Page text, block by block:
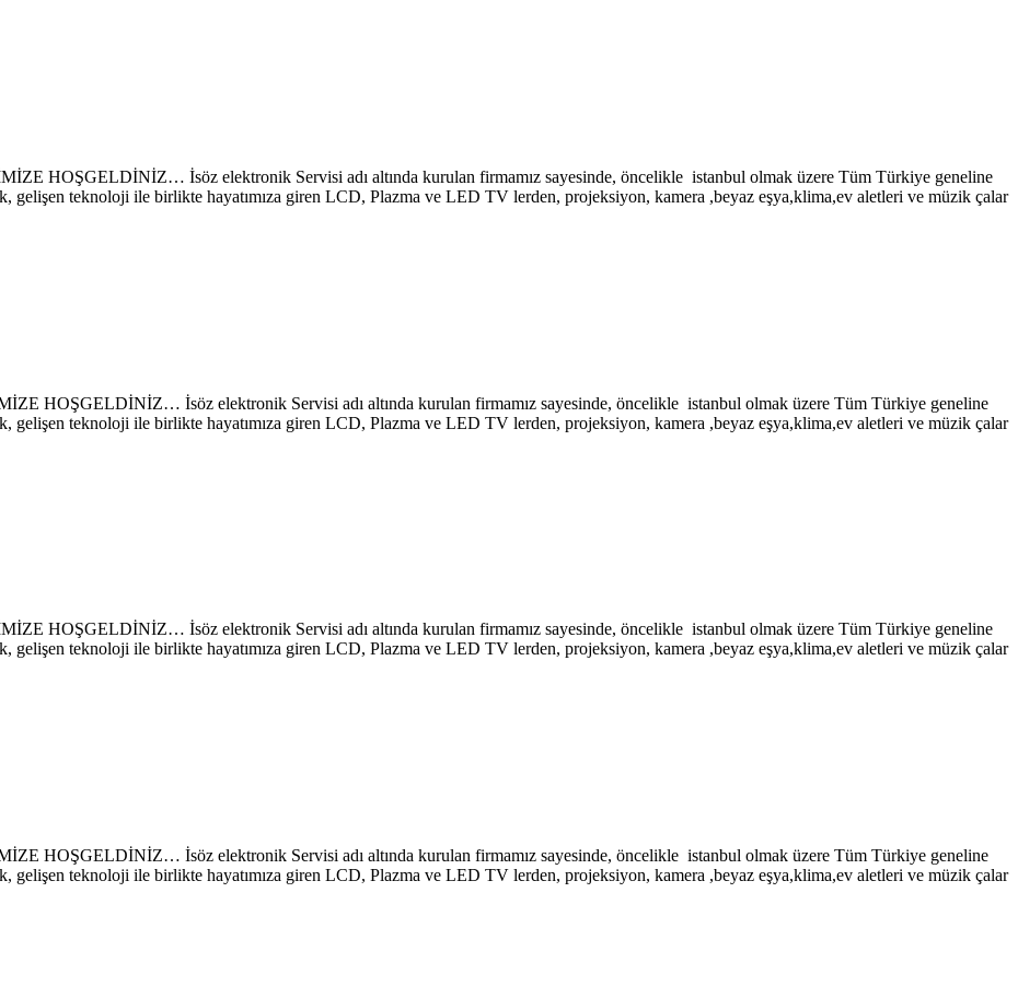
İsöz elektronik Servisi adı altında kurulan firmamız sayesinde, öncelikle istanbul olmak üzere Tüm Türkiye geneline
gelişen teknoloji ile birlikte hayatımıza giren LCD, Plazma ve LED TV lerden, projeksiyon, kamera ,beyaz eşya,klima,ev aletleri ve müzik çalar
İsöz elektronik Servisi adı altında kurulan firmamız sayesinde, öncelikle istanbul olmak üzere Tüm Türkiye geneline
gelişen teknoloji ile birlikte hayatımıza giren LCD, Plazma ve LED TV lerden, projeksiyon, kamera ,beyaz eşya,klima,ev aletleri ve müzik çalar
İsöz elektronik Servisi adı altında kurulan firmamız sayesinde, öncelikle istanbul olmak üzere Tüm Türkiye geneline
gelişen teknoloji ile birlikte hayatımıza giren LCD, Plazma ve LED TV lerden, projeksiyon, kamera ,beyaz eşya,klima,ev aletleri ve müzik çalar
İsöz elektronik Servisi adı altında kurulan firmamız sayesinde, öncelikle istanbul olmak üzere Tüm Türkiye geneline
gelişen teknoloji ile birlikte hayatımıza giren LCD, Plazma ve LED TV lerden, projeksiyon, kamera ,beyaz eşya,klima,ev aletleri ve müzik çalar